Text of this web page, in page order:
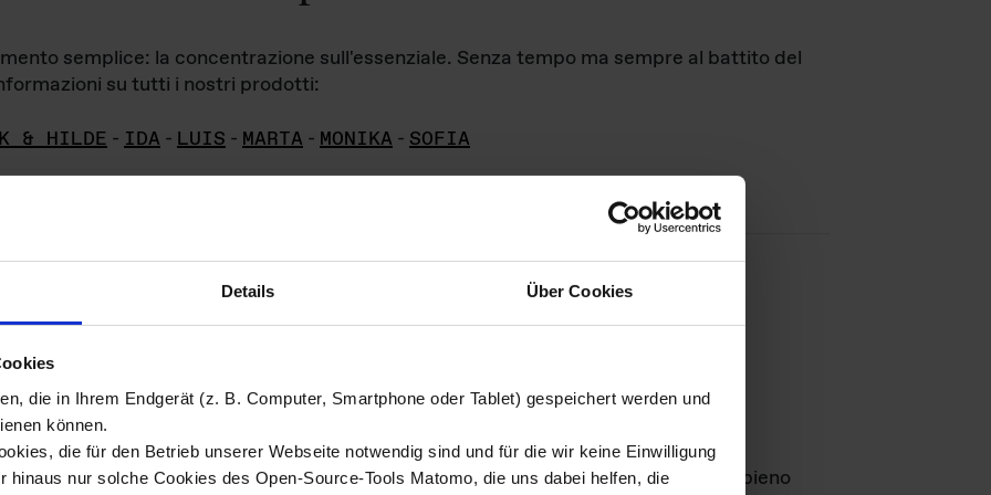
Details Über Cookies
die in Ihrem Endgerät (z. B. Computer, Smartphone oder Tablet) gespeichert werden und
können.
die für den Betrieb unserer Webseite notwendig sind und für die wir keine Einwilligung
hinaus nur solche Cookies des Open-Source-Tools Matomo, die uns dabei helfen, die
semplice: la concentrazione sull'essenziale. Senza tempo ma sempre al battito del
su tutti i nostri prodotti:
& HILDE - IDA - LUIS - MARTA - MONIKA - SOFIA
di immagini
materiale fotografico sono detenuti daDas ganze LebenGmbH e rimangono in pieno